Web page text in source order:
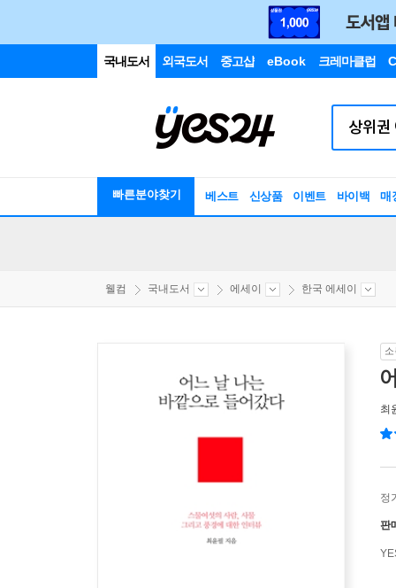
국내도서 외국도서 중고샵 eBook 크레마클럽
빠른분야찾기 베스트 신상품 이벤트 바이백 매
웰컴 국내도서 에세이 한국 에세이
최
정
판